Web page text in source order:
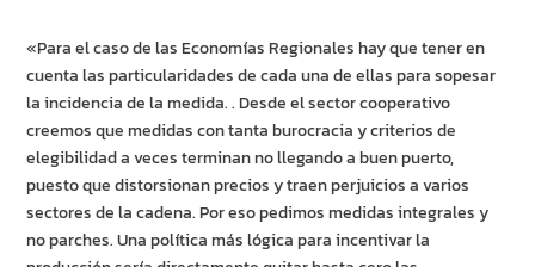
«Para el caso de las Economías Regionales hay que tener en
cuenta las particularidades de cada una de ellas para sopesar
la incidencia de la medida. . Desde el sector cooperativo
creemos que medidas con tanta burocracia y criterios de
elegibilidad a veces terminan no llegando a buen puerto,
puesto que distorsionan precios y traen perjuicios a varios
sectores de la cadena. Por eso pedimos medidas integrales y
no parches. Una política más lógica para incentivar la